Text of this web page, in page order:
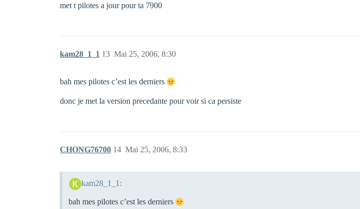
met t pilotes a jour pour ta 7900
kam28_1_1 Mai 25, 2006, 8:30
13
bah mes pilotes c’est les derniers
donc je met la version precedante pour voir si ca persiste
CHONG76700 Mai 25, 2006, 8:33
14
kam28_1_1:
bah mes pilotes c’est les derniers